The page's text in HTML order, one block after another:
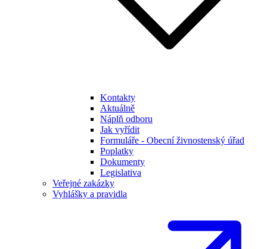
Kontakty
Aktuálně
Náplň odboru
Jak vyřídit
Formuláře - Obecní živnostenský úřad
Poplatky
Dokumenty
Legislativa
Veřejné zakázky
Vyhlášky a pravidla